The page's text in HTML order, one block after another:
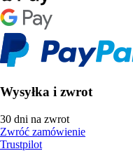
Wysyłka i zwrot
30 dni na zwrot
Zwróć zamówienie
Trustpilot